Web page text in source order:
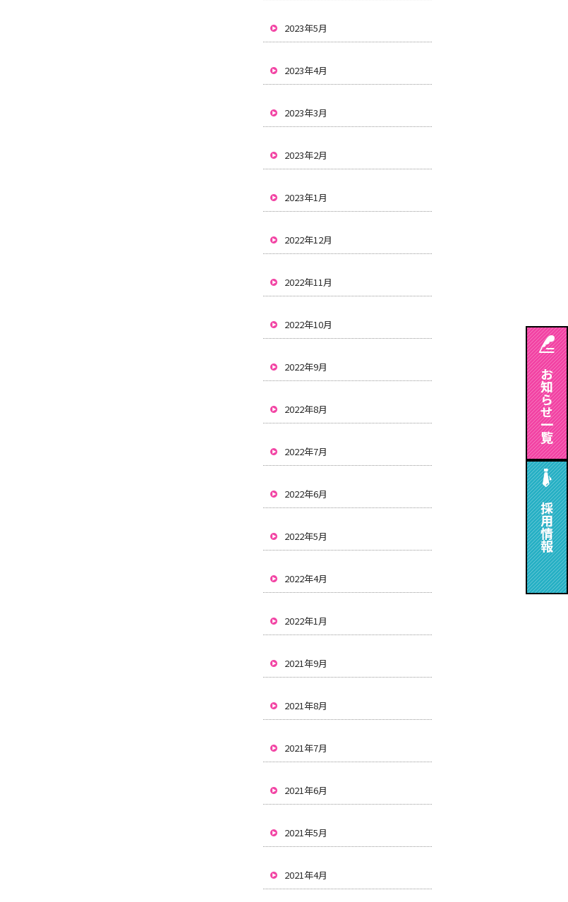
2023年5月
2023年4月
2023年3月
2023年2月
2023年1月
2022年12月
2022年11月
2022年10月
2022年9月
2022年8月
2022年7月
2022年6月
2022年5月
2022年4月
2022年1月
2021年9月
2021年8月
2021年7月
2021年6月
2021年5月
2021年4月